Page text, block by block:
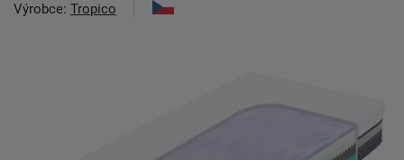
Výrobce: Tropico